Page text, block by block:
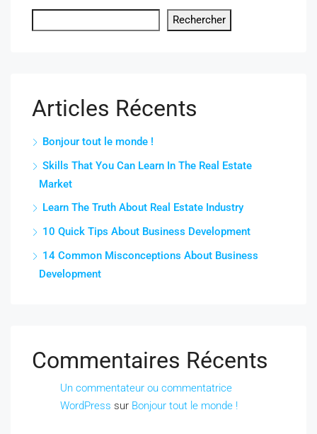
Rechercher
Articles Récents
Bonjour tout le monde !
Skills That You Can Learn In The Real Estate
Market
Learn The Truth About Real Estate Industry
10 Quick Tips About Business Development
14 Common Misconceptions About Business
Development
Commentaires Récents
Un commentateur ou commentatrice
WordPress sur Bonjour tout le monde !